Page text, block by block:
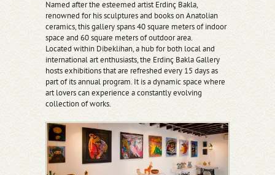
Named after the esteemed artist Erdinç Bakla,
renowned for his sculptures and books on Anatolian
ceramics, this gallery spans 40 square meters of indoor
space and 60 square meters of outdoor area.
Located within Dibeklihan, a hub for both local and
international art enthusiasts, the Erdinç Bakla Gallery
hosts exhibitions that are refreshed every 15 days as
part of its annual program. It is a dynamic space where
art lovers can experience a constantly evolving
collection of works.